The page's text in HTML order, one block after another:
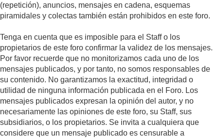
(repetición), anuncios, mensajes en cadena, esquemas
piramidales y colectas también están prohibidos en este foro.
Tenga en cuenta que es imposible para el Staff o los
propietarios de este foro confirmar la validez de los mensajes.
Por favor recuerde que no monitorizamos cada uno de los
mensajes publicados, y por tanto, no somos responsables de
su contenido. No garantizamos la exactitud, integridad o
utilidad de ninguna información publicada en el Foro. Los
mensajes publicados expresan la opinión del autor, y no
necesariamente las opiniones de este foro, su Staff, sus
subsidiarios, o los propietarios. Se invita a cualquiera que
considere que un mensaje publicado es censurable a